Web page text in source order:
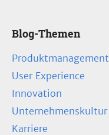
Blog-Themen
Produktmanagement
User Experience
Innovation
Unternehmenskultur
Karriere